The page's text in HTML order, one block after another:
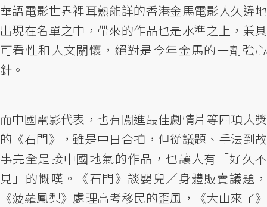
華語電影世界裡耳熟能詳的香港金馬電影人久違地
出現在名單之中，帶來的作品也是水準之上，兼具
可看性和人文關懷，絕對是今年金馬的一劑強心
針。
而中國電影代表，也有闖進最佳劇情片等四項大獎
的《石門》，雖是中日合拍，但從議題、手法到故
事完全是接中國地氣的作品，也讓人有「好久不
見」的慨嘆。《石門》談嬰兒／身體販賣議題，
《菠蘿鳳梨》處理高考移民的歪風，《大山來了》